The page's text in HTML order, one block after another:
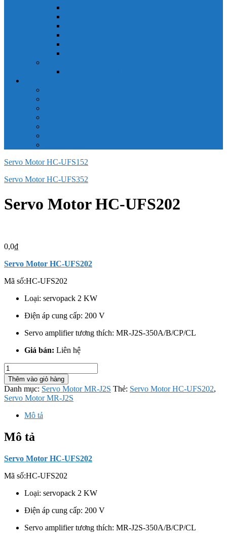
Servo Motor HC-UFS152
Servo Motor HC-UFS352
Servo Motor HC-UFS202
0,0₫
Servo Motor HC-UFS202
Mã số:HC-UFS202
Loại: servopack 2 KW
Điện áp cung cấp: 200 V
Servo amplifier tương thích: MR-J2S-350A/B/CP/CL
Giá bán: Liên hệ
Servo
Motor
HC-
UFS202
số
lượng
Thêm vào giỏ hàng
Danh mục: Servo Motor MR-J2S Thẻ: Servo Motor HC-UFS202,
Servo Motor MR-J2S
Mô tả
Mô tả
Servo Motor HC-UFS202
Mã số:HC-UFS202
Loại: servopack 2 KW
Điện áp cung cấp: 200 V
Servo amplifier tương thích: MR-J2S-350A/B/CP/CL